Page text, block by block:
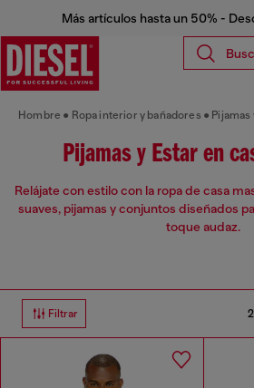
Más artículos hasta un 50% -
Hombre Ropa interior y bañadores Pijamas
Pijamas y Estar en
Relájate con estilo con la ropa de casa
suaves, pijamas y conjuntos diseñados
toque audaz.
Filtrar